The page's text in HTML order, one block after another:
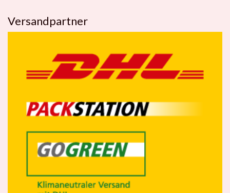
Versandpartner